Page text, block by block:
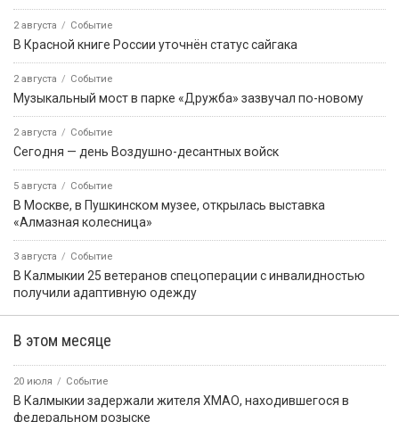
2 августа Событие
В Красной книге России уточнён статус сайгака
2 августа Событие
Музыкальный мост в парке «Дружба» зазвучал по-новому
2 августа Событие
Сегодня — день Воздушно-десантных войск
5 августа Событие
В Москве, в Пушкинском музее, открылась выставка
«Алмазная колесница»
3 августа Событие
В Калмыкии 25 ветеранов спецоперации с инвалидностью
получили адаптивную одежду
В этом месяце
20 июля Событие
В Калмыкии задержали жителя ХМАО, находившегося в
федеральном розыске